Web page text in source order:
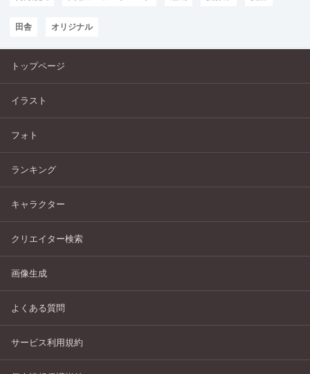
田舎 オリジナル
トップページ
イラスト
フォト
ランキング
キャラクター
クリエイター検索
画像生成
よくある質問
サービス利用規約